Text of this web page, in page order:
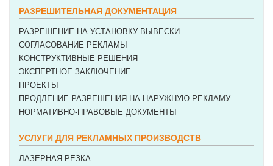
РАЗРЕШИТЕЛЬНАЯ ДОКУМЕНТАЦИЯ
РАЗРЕШЕНИЕ НА УСТАНОВКУ ВЫВЕСКИ
СОГЛАСОВАНИЕ РЕКЛАМЫ
КОНСТРУКТИВНЫЕ РЕШЕНИЯ
ЭКСПЕРТНОЕ ЗАКЛЮЧЕНИЕ
ПРОЕКТЫ
ПРОДЛЕНИЕ РАЗРЕШЕНИЯ НА НАРУЖНУЮ РЕКЛАМУ
НОРМАТИВНО-ПРАВОВЫЕ ДОКУМЕНТЫ
УСЛУГИ ДЛЯ РЕКЛАМНЫХ ПРОИЗВОДСТВ
ЛАЗЕРНАЯ РЕЗКА